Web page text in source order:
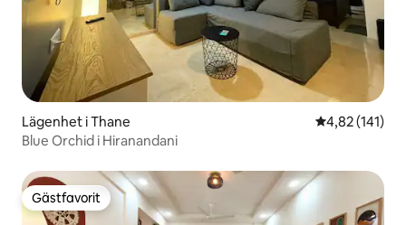
Lägenhet i Thane 4,82 av 5 i
4,82 (141)
Blue Orchid i Hiranandani
Gästfavorit
Gästfavorit